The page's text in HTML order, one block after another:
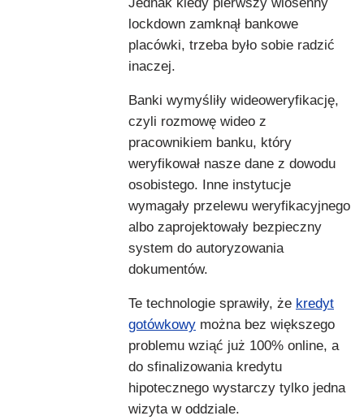
lockdown zamknął bankowe
placówki, trzeba było sobie radzić
inaczej.
Banki wymyśliły wideoweryfikację,
czyli rozmowę wideo z
pracownikiem banku, który
weryfikował nasze dane z dowodu
osobistego. Inne instytucje
wymagały przelewu weryfikacyjnego
albo zaprojektowały bezpieczny
system do autoryzowania
dokumentów.
Te technologie sprawiły, że kredyt
gotówkowy można bez większego
problemu wziąć już 100% online, a
do sfinalizowania kredytu
hipotecznego wystarczy tylko jedna
wizyta w oddziale.